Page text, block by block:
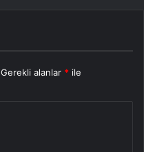
Gerekli alanlar * ile